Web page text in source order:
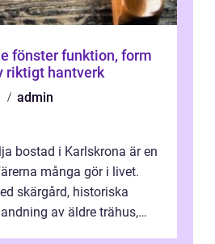
form
riktigt hantverk
admin
bostad i Karlskrona är en
många gör i livet.
skärgård, historiska
av äldre trähus,